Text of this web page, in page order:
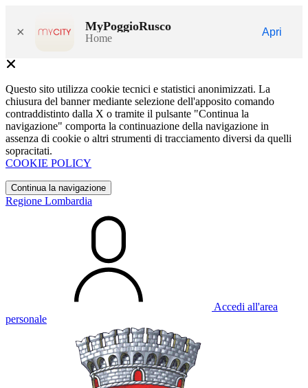
× MyPoggioRusco
Home
Apri
Questo sito utilizza cookie tecnici e statistici anonimizzati. La
chiusura del banner mediante selezione dell'apposito comando
contraddistinto dalla X o tramite il pulsante "Continua la
navigazione" comporta la continuazione della navigazione in
assenza di cookie o altri strumenti di tracciamento diversi da quelli
sopracitati.
COOKIE POLICY
Continua la navigazione
Regione Lombardia
Accedi all'area
personale